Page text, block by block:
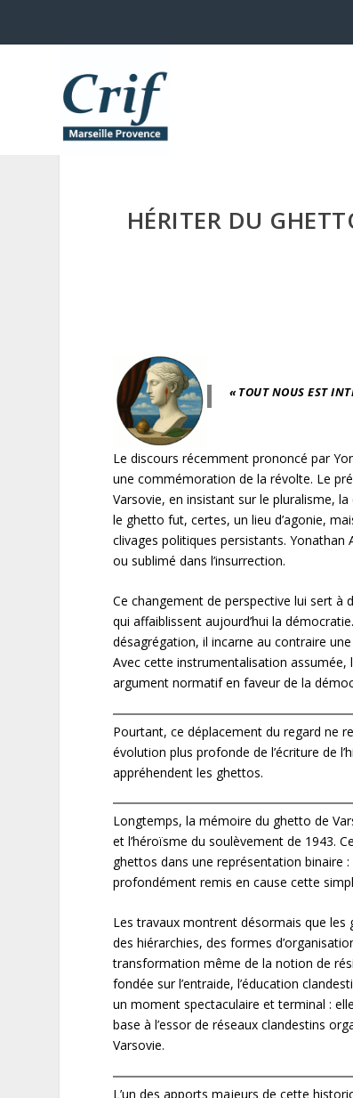
HÉRITER DU
« TOUT NOUS EST
Le discours récemment prononcé par
une commémoration de la révolte. Le
Varsovie, en insistant sur le pluralisme,
le ghetto fut, certes, un lieu d’agonie,
clivages politiques persistants. Yonathan
ou sublimé dans l’insurrection.
Ce changement de perspective lui sert
qui affaiblissent aujourd’hui la
désagrégation, il incarne au contraire
Avec cette instrumentalisation
argument normatif en faveur de la
Pourtant, ce déplacement du regard ne
évolution plus profonde de l’écriture de
appréhendent les ghettos.
Longtemps, la mémoire du ghetto de
et l’héroïsme du soulèvement de 1943.
ghettos dans une représentation binaire
profondément remis en cause cette
Les travaux montrent désormais que
des hiérarchies, des formes
transformation même de la notion de
fondée sur l’entraide, l’éducation
un moment spectaculaire et terminal :
base à l’essor de réseaux clandestins
Varsovie.
L’un des apports majeurs de cette